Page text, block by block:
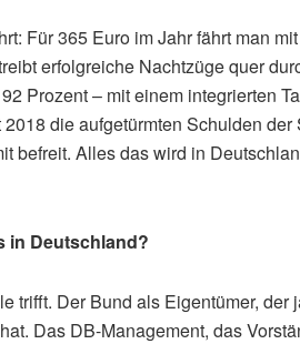
Für 365 Euro im Jahr fährt man
erfolgreiche Nachtzüge quer
Prozent – mit einem integrierten
die aufgetürmten Schulden
befreit. Alles das wird in
in Deutschland?
trifft. Der Bund als Eigentümer,
Das DB-Management, das